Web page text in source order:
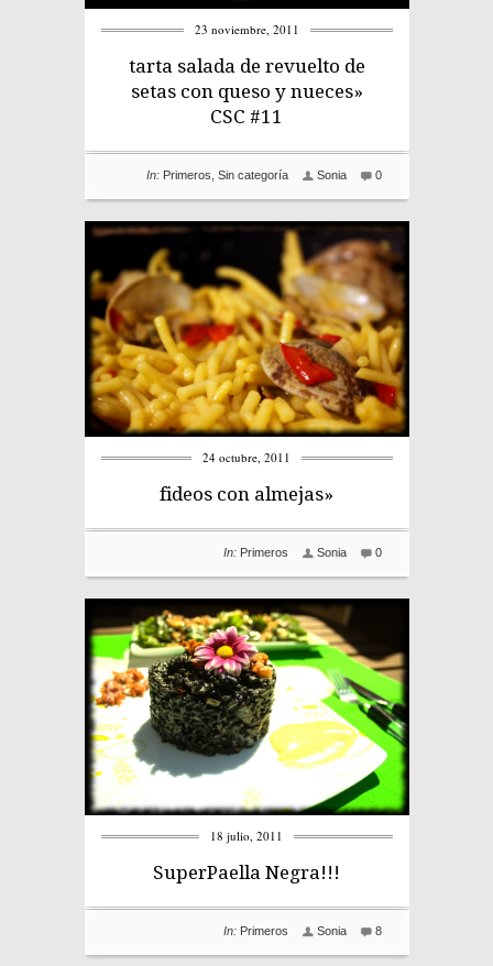
23 noviembre, 2011
tarta salada de revuelto de
setas con queso y nueces»
CSC #11
0
Sonia
In: Primeros Sin categoría
24 octubre, 2011
fideos con almejas»
0
Sonia
In: Primeros
18 julio, 2011
SuperPaella Negra!!!
8
Sonia
In: Primeros